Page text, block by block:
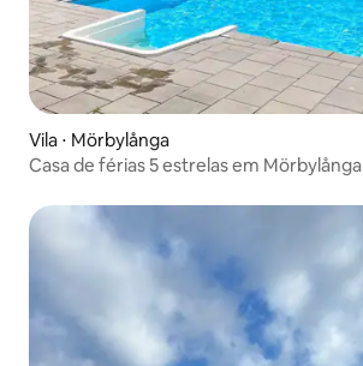
Vila ⋅ Mörbylånga
Casa de férias 5 estrelas em Mörbylånga